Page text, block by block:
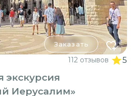
Заказать
112 отзывов 5
экскурсия
Иерусалим»